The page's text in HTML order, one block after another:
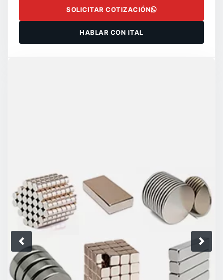
SOLICITAR COTIZACIÓN
HABLAR CON ITAL